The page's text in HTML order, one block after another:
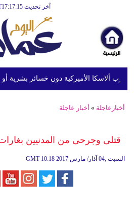
آخر تحديث GMT17:17:15
أخبارعاجلة » أخبار عاجلة
قتلى وجرحى من المدنيين
GMT 10:18 2017 السبت ,04 آذار/ مارس